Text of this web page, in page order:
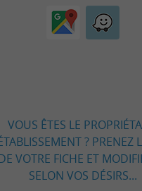
VOUS ÊTES LE
? PRENEZ
VOTRE FICHE ET
SELON VOS DÉSIRS...